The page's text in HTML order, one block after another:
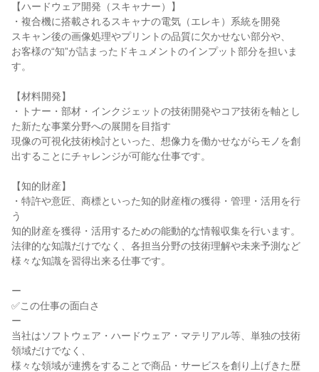
【ハードウェア開発（スキャナー）】
・複合機に搭載されるスキャナの電気（エレキ）系統を開発
スキャン後の画像処理やプリントの品質に欠かせない部分や、
お客様の“知”が詰まったドキュメントのインプット部分を担いま
す。
【材料開発】
・トナー・部材・インクジェットの技術開発やコア技術を軸とし
た新たな事業分野への展開を目指す
現像の可視化技術検討といった、想像力を働かせながらモノを創
出することにチャレンジが可能な仕事です。
【知的財産】
・特許や意匠、商標といった知的財産権の獲得・管理・活用を行
う
知的財産を獲得・活用するための能動的な情報収集を行います。
法律的な知識だけでなく、各担当分野の技術理解や未来予測など
様々な知識を習得出来る仕事です。
ー
✅この仕事の面白さ
ー
当社はソフトウェア・ハードウェア・マテリアル等、単独の技術
領域だけでなく、
様々な領域が連携をすることで商品・サービスを創り上げきた歴